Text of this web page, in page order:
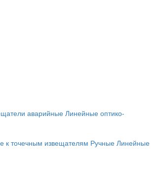
аварийные Линейные оптико-
к точечным извещателям Ручные Линейные